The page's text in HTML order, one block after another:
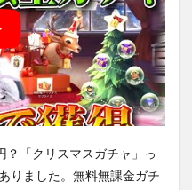
？「クリスマスガチャ」っ
りました。無料無課金ガチ